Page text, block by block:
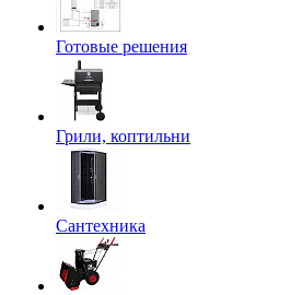
Готовые решения
Грили, коптильни
Сантехника